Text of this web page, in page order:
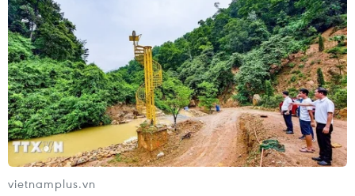
vietnamplus.vn